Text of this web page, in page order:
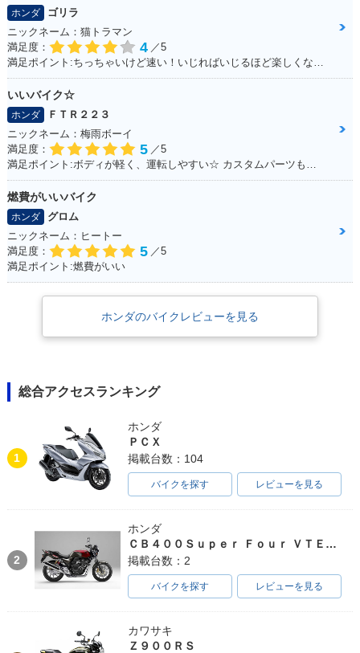
ホンダ
ゴリラ
ニックネーム：猫トラマン
満足度：
4 ／5
いいバイク☆
ホンダ
ＦＴＲ２２３
ニックネーム：梅雨ボーイ
満足度：
5 ／5
燃費がいいバイク
ホンダ
グロム
ニックネーム：ヒートー
満足度：
5 ／5
満足ポイント:燃費がいい
ホンダのバイクレビューを見る
総合アクセスランキング
1
ホンダ
ＰＣＸ
掲載台数：104
バイクを探す レビューを見る
2
ホンダ
ＣＢ４００Ｓｕｐｅｒ Ｆｏｕｒ ＶＴＥＣ ＳＰＥＣ３
掲載台数：2
バイクを探す レビューを見る
カワサキ
Ｚ９００ＲＳ